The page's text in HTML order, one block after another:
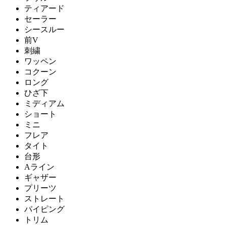
ティアード
セーラー
シースルー
前V
刺繍
ワッペン
コクーン
ロング
ひざ下
ミディアム
ショート
ミニ
フレア
タイト
台形
Aライン
ギャザー
プリーツ
ストレート
パイピング
トリム